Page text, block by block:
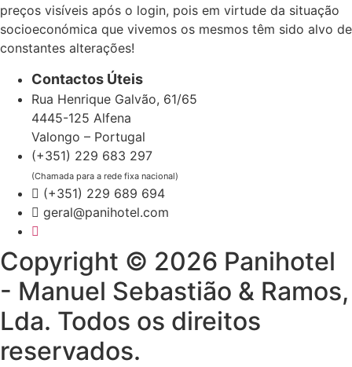
preços visíveis após o login, pois em virtude da situação
socioeconómica que vivemos os mesmos têm sido alvo de
constantes alterações!
Contactos Úteis
Rua Henrique Galvão, 61/65
4445-125 Alfena
Valongo – Portugal
(+351) 229 683 297
(Chamada para a rede fixa nacional)
(+351) 229 689 694
geral@panihotel.com
Copyright © 2026 Panihotel
- Manuel Sebastião & Ramos,
Lda. Todos os direitos
reservados.